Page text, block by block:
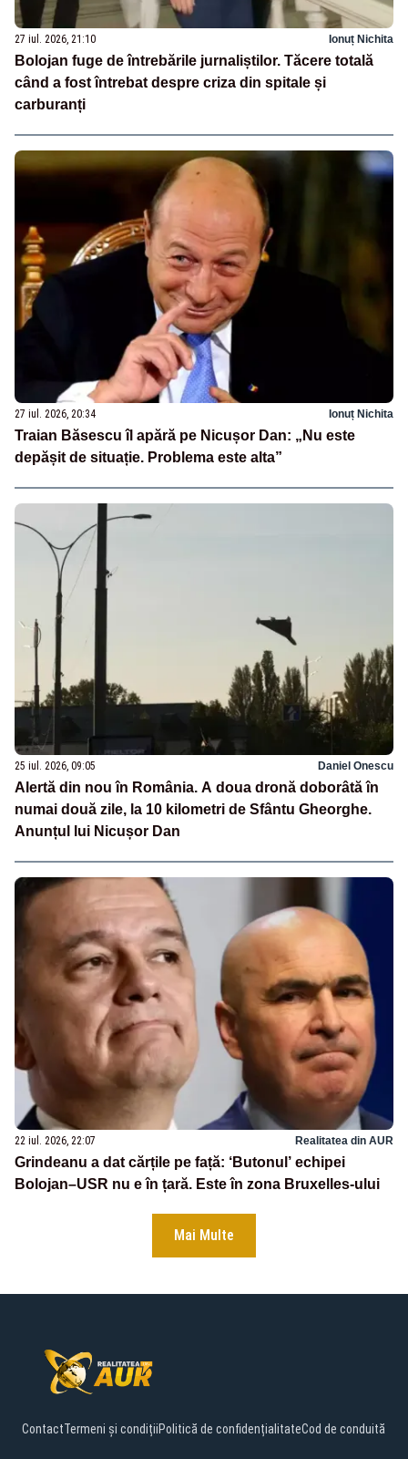
27 iul. 2026, 21:10 Ionuț Nichita
Bolojan fuge de întrebările jurnaliștilor. Tăcere totală
când a fost întrebat despre criza din spitale și
carburanți
27 iul. 2026, 20:34 Ionuț Nichita
Traian Băsescu îl apără pe Nicușor Dan: „Nu este
depășit de situație. Problema este alta”
25 iul. 2026, 09:05 Daniel Onescu
Alertă din nou în România. A doua dronă doborâtă în
numai două zile, la 10 kilometri de Sfântu Gheorghe.
Anunțul lui Nicușor Dan
22 iul. 2026, 22:07 Realitatea din AUR
Grindeanu a dat cărțile pe față: ‘Butonul’ echipei
Bolojan–USR nu e în țară. Este în zona Bruxelles-ului
Mai Multe
ContactTermeni și condițiiPolitică de confidențialitateCod de conduită